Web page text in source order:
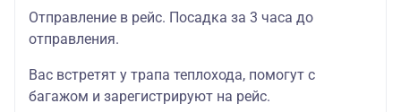
Отправление в рейс. Посадка за 3 часа до
отправления.
Вас встретят у трапа теплохода, помогут с
багажом и зарегистрируют на рейс.